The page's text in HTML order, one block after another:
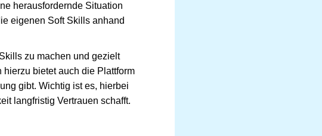
herausfordernde Situation
eigenen Soft Skills anhand
zu machen und gezielt
bietet auch die Plattform
gibt. Wichtig ist es, hierbei
langfristig Vertrauen schafft.